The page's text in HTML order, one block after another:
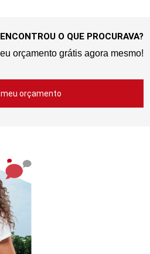
ENCONTROU O QUE PROCURAVA?
orçamento grátis agora mesmo!
meu orçamento